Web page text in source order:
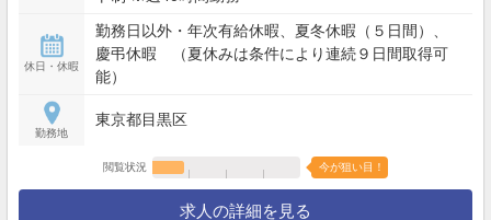
休日・休暇
勤務日以外・年次有給休暇、夏冬休暇（５日間）、
慶弔休暇 （夏休みは条件により連続９日間取得可
能）
勤務地
東京都目黒区
閲覧状況 今が狙い目！
求人の詳細を見る